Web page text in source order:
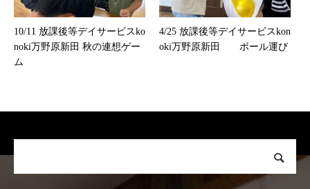
10/11 放課後等デイサービスko
noki万野原新田 秋の連想ゲー
ム
4/25 放課後等デイサービスkon
oki万野原新田 ボール運び